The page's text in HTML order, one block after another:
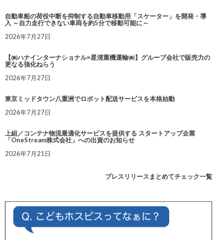
自動車船の荷役中断を抑制する自動車移動用「スケーター」を開発・導
入 ～自力走行できない車両を約5分で移動可能に～
2026年7月27日
【㈱ハナインターナショナル×星清重機運輸㈱】グループ会社で販売力の
更なる強化ねらう
2026年7月27日
東京ミッドタウン八重洲でロボット配送サービスを本格始動
2026年7月27日
上組／コンテナ物流最適化サービスを提供する スタートアップ企業
「OneStream株式会社」への出資のお知らせ
2026年7月21日
プレスリリースまとめてチェック一覧